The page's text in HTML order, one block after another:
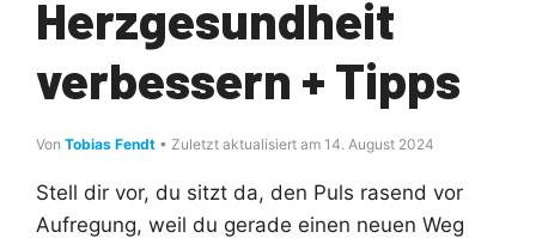
Herzgesundheit
verbessern + Tipps
Von Tobias Fendt • Zuletzt aktualisiert am 14. August 2024
Stell dir vor, du sitzt da, den Puls rasend vor
Aufregung, weil du gerade einen neuen Weg